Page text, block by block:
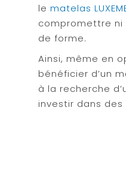
lematelas
compromettre ni
de forme.
Ainsi, même en
bénéficier d’un
à la recherche
investir dans